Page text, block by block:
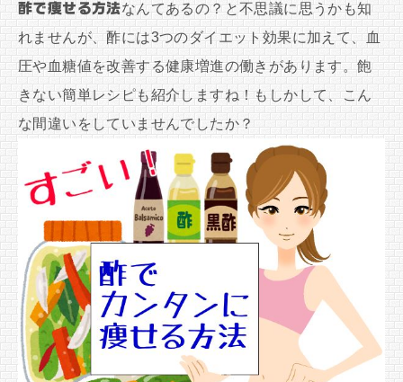
酢で痩せる方法なんてあるの？と不思議に思うかも知
れませんが、酢には3つのダイエット効果に加えて、血
圧や血糖値を改善する健康増進の働きがあります。飽
きない簡単レシピも紹介しますね！もしかして、こん
な間違いをしていませんでしたか？